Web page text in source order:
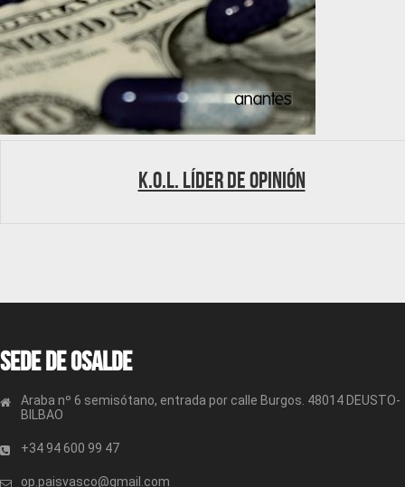
K.O.L. Líder de Opinión
Sede de OSALDE
Araba nº 6 semisótano, entrada por calle Burgos. 48014 DEUSTO-
BILBAO
+34 94 600 99 47
op.paisvasco@gmail.com